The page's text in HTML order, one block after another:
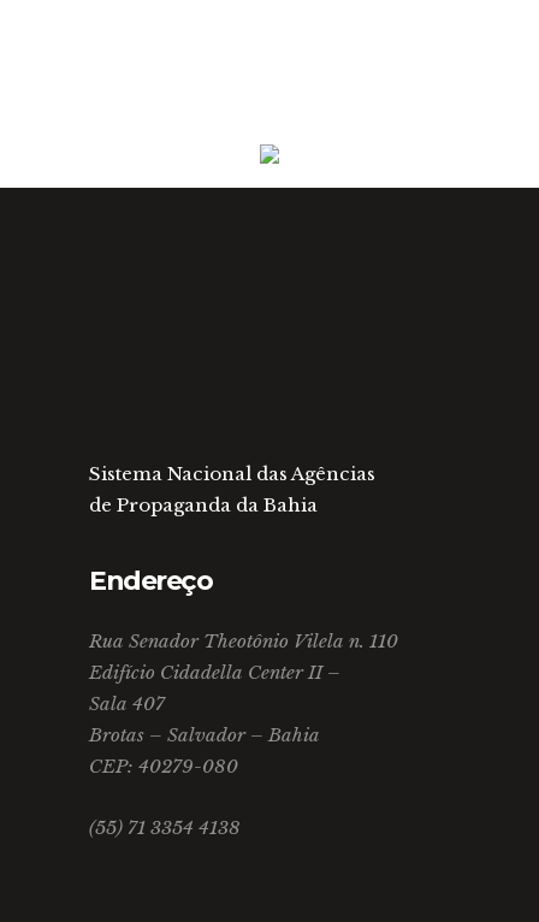
Sistema Nacional das Agências
de Propaganda da Bahia
Endereço
Rua Senador Theotônio Vilela n. 110
Edifício Cidadella Center II –
Sala 407
Brotas – Salvador – Bahia
CEP: 40279-080
(55) 71 3354 4138